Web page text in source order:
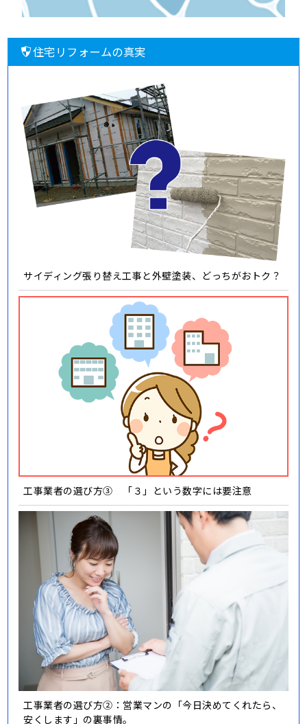
住宅リフォームの真実
サイディング張り替え工事と外壁塗装、どっちがおトク？
工事業者の選び方③ 「３」という数字には要注意
工事業者の選び方②：営業マンの「今日決めてくれたら、
安くします」の裏事情。